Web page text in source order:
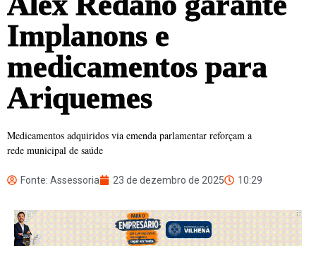
Implanons e
medicamentos para
Ariquemes
Medicamentos adquiridos via emenda parlamentar reforçam a
rede municipal de saúde
Fonte: Assessoria 23 de dezembro de 2025 10:29